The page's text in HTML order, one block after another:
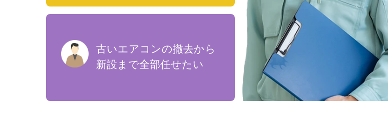
古いエアコンの撤去から
新設まで全部任せたい